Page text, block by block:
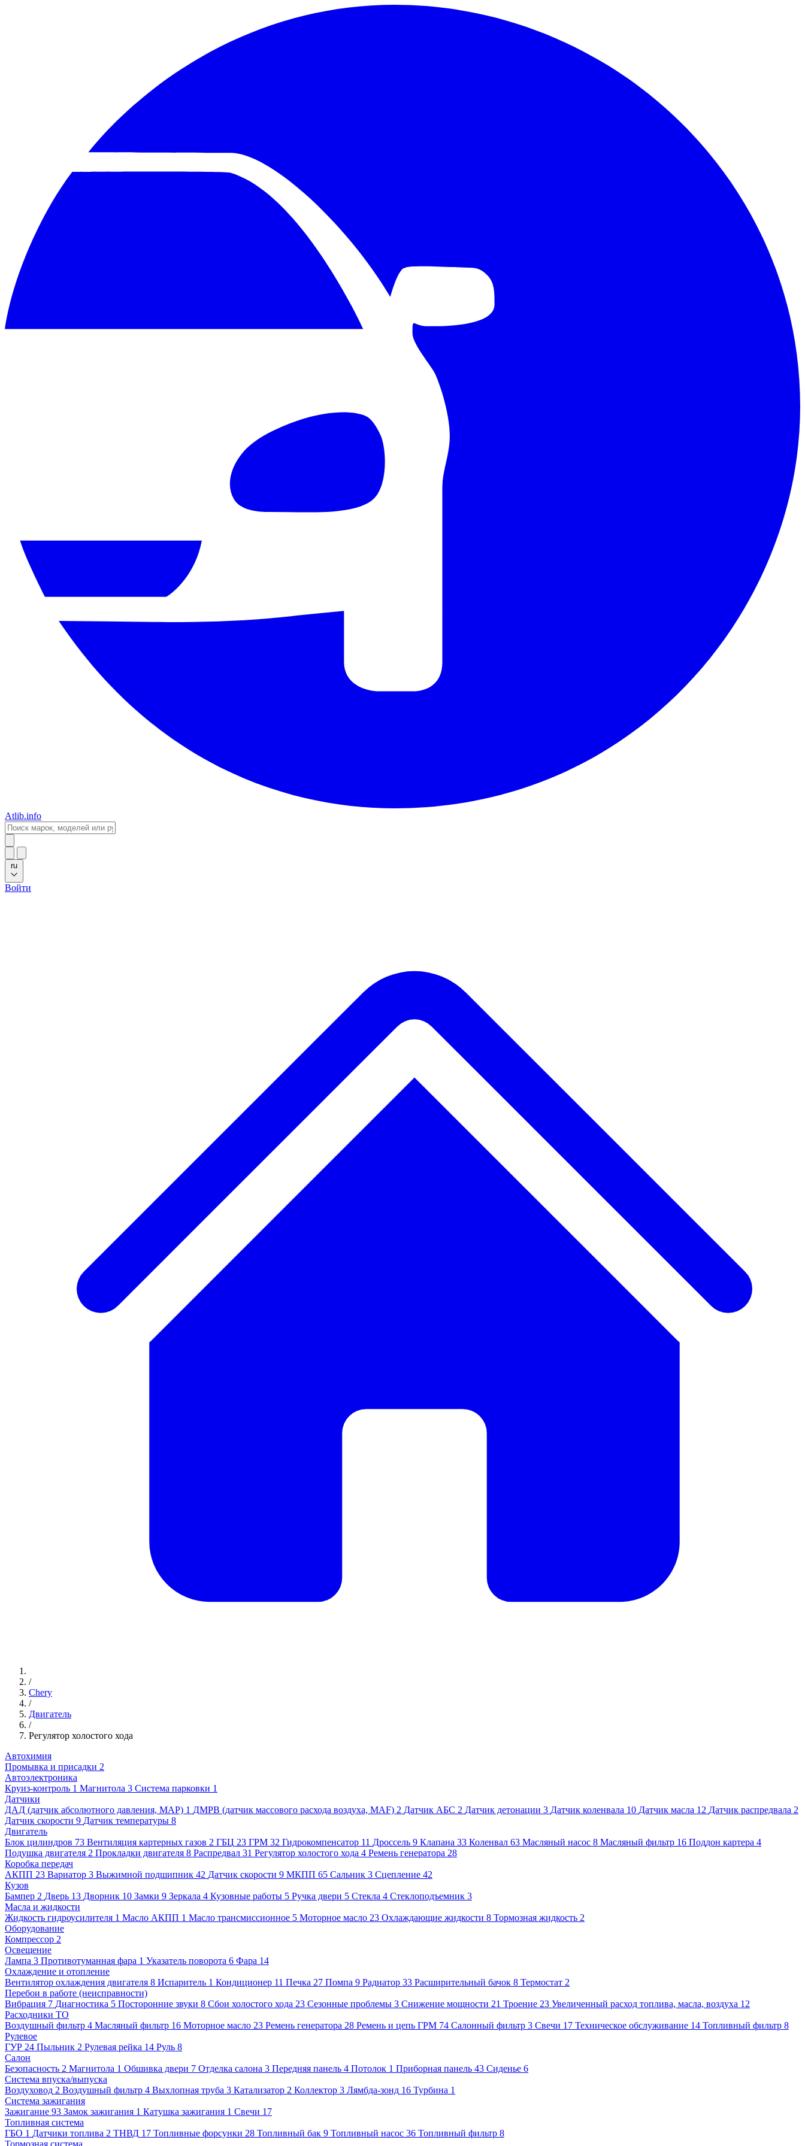
Atlib.info
ru
Войти
/
Chery
/
Двигатель
/
Регулятор холостого хода
Автохимия
Промывка и присадки 2
Автоэлектроника
Круиз-контроль 1 Магнитола 3 Система парковки 1
Датчики
ДАД (датчик абсолютного давления, MAP) 1 ДМРВ (датчик массового расхода воздуха, MAF) 2 Датчик АБС 2 Датчик детонации 3 Датчик коленвала 10 Датчик масла 12 Датчик распредвала 2
Датчик скорости 9 Датчик температуры 8
Двигатель
Блок цилиндров 73 Вентиляция картерных газов 2 ГБЦ 23 ГРМ 32 Гидрокомпенсатор 11 Дроссель 9 Клапана 33 Коленвал 63 Масляный насос 8 Масляный фильтр 16 Поддон картера 4
Подушка двигателя 2 Прокладки двигателя 8 Распредвал 31 Регулятор холостого хода 4 Ремень генератора 28
Коробка передач
АКПП 23 Вариатор 3 Выжимной подшипник 42 Датчик скорости 9 МКПП 65 Сальник 3 Сцепление 42
Кузов
Бампер 2 Дверь 13 Дворник 10 Замки 9 Зеркала 4 Кузовные работы 5 Ручка двери 5 Стекла 4 Стеклоподъемник 3
Масла и жидкости
Жидкость гидроусилителя 1 Масло АКПП 1 Масло трансмиссионное 5 Моторное масло 23 Охлаждающие жидкости 8 Тормозная жидкость 2
Оборудование
Компрессор 2
Освещение
Лампа 3 Противотуманная фара 1 Указатель поворота 6 Фара 14
Охлаждение и отопление
Вентилятор охлаждения двигателя 8 Испаритель 1 Кондиционер 11 Печка 27 Помпа 9 Радиатор 33 Расширительный бачок 8 Термостат 2
Перебои в работе (неисправности)
Вибрация 7 Диагностика 5 Посторонние звуки 8 Сбои холостого хода 23 Сезонные проблемы 3 Снижение мощности 21 Троение 23 Увеличенный расход топлива, масла, воздуха 12
Расходники ТО
Воздушный фильтр 4 Масляный фильтр 16 Моторное масло 23 Ремень генератора 28 Ремень и цепь ГРМ 74 Салонный фильтр 3 Свечи 17 Техническое обслуживание 14 Топливный фильтр 8
Рулевое
ГУР 24 Пыльник 2 Рулевая рейка 14 Руль 8
Салон
Безопасность 2 Магнитола 1 Обшивка двери 7 Отделка салона 3 Передняя панель 4 Потолок 1 Приборная панель 43 Сиденье 6
Система впуска/выпуска
Воздуховод 2 Воздушный фильтр 4 Выхлопная труба 3 Катализатор 2 Коллектор 3 Лямбда-зонд 16 Турбина 1
Система зажигания
Зажигание 93 Замок зажигания 1 Катушка зажигания 1 Свечи 17
Топливная система
ГБО 1 Датчики топлива 2 ТНВД 17 Топливные форсунки 28 Топливный бак 9 Топливный насос 36 Топливный фильтр 8
Тормозная система